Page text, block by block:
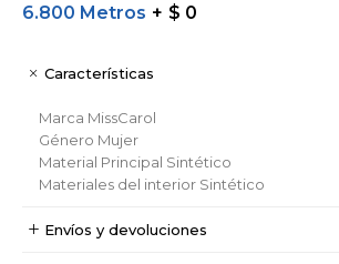
6.800 Metros $ 0
Características
Marca MissCarol
Género Mujer
Material Principal Sintético
Materiales del interior Sintético
Envíos y devoluciones